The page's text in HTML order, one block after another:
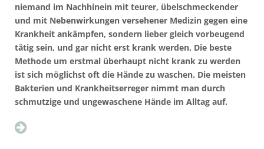
niemand im Nachhinein mit teurer, übelschmeckender
und mit Nebenwirkungen versehener Medizin gegen eine
Krankheit ankämpfen, sondern lieber gleich vorbeugend
tätig sein, und gar nicht erst krank werden. Die beste
Methode um erstmal überhaupt nicht krank zu werden
ist sich möglichst oft die Hände zu waschen. Die meisten
Bakterien und Krankheitserreger nimmt man durch
schmutzige und ungewaschene Hände im Alltag auf.